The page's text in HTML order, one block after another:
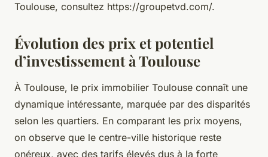
Toulouse, consultez https://groupetvd.com/.
Évolution des prix et potentiel
d’investissement à Toulouse
À Toulouse, le prix immobilier Toulouse connaît une
dynamique intéressante, marquée par des disparités
selon les quartiers. En comparant les prix moyens,
on observe que le centre-ville historique reste
onéreux, avec des tarifs élevés dus à la forte